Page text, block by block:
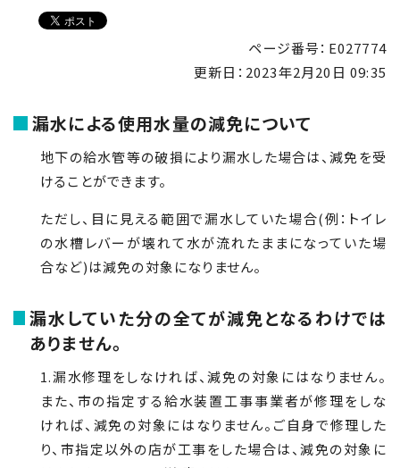
ページ番号：E027774
更新日： 2023年2月20日 09:35
漏水による使用水量の減免について
地下の給水管等の破損により漏水した場合は、減免を受
けることができます。
ただし、目に見える範囲で漏水していた場合(例：トイレ
の水槽レバーが壊れて水が流れたままになっていた場
合など)は減免の対象になりません。
漏水していた分の全てが減免となるわけでは
ありません。
1.漏水修理をしなければ、減免の対象にはなりません。
また、市の指定する給水装置工事事業者が修理をしな
ければ、減免の対象にはなりません。ご自身で修理した
り、市指定以外の店が工事をした場合は、減免の対象に